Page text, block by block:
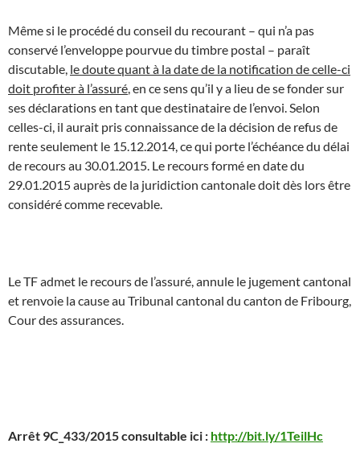
Même si le procédé du conseil du recourant – qui n’a pas
conservé l’enveloppe pourvue du timbre postal – paraît
discutable, le doute quant à la date de la notification de celle-ci
doit profiter à l’assuré , en ce sens qu’il y a lieu de se fonder sur
ses déclarations en tant que destinataire de l’envoi. Selon
celles-ci, il aurait pris connaissance de la décision de refus de
rente seulement le 15.12.2014, ce qui porte l’échéance du délai
de recours au 30.01.2015. Le recours formé en date du
29.01.2015 auprès de la juridiction cantonale doit dès lors être
considéré comme recevable.
Le TF admet le recours de l’assuré, annule le jugement cantonal
et renvoie la cause au Tribunal cantonal du canton de Fribourg,
Cour des assurances.
Arrêt 9C_433/2015 consultable ici : http://bit.ly/1TeilHc